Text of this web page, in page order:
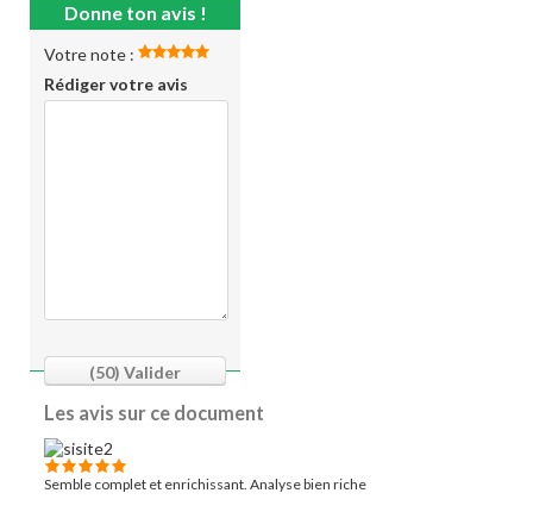
Donne ton avis !
Votre note :
Rédiger votre avis
(50) Valider
Les avis sur ce document
Semble complet et enrichissant. Analyse bien riche